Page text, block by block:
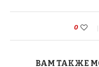
0
ВАМ ТАКЖЕ